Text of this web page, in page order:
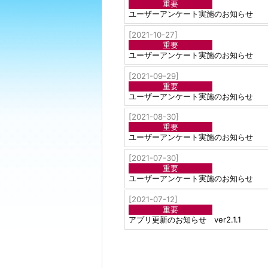
重要
ユーザーアンケート実施のお知らせ
[2021-10-27]
重要
ユーザーアンケート実施のお知らせ
[2021-09-29]
重要
ユーザーアンケート実施のお知らせ
[2021-08-30]
重要
ユーザーアンケート実施のお知らせ
[2021-07-30]
重要
ユーザーアンケート実施のお知らせ
[2021-07-12]
重要
アプリ更新のお知らせ ver2.1.1